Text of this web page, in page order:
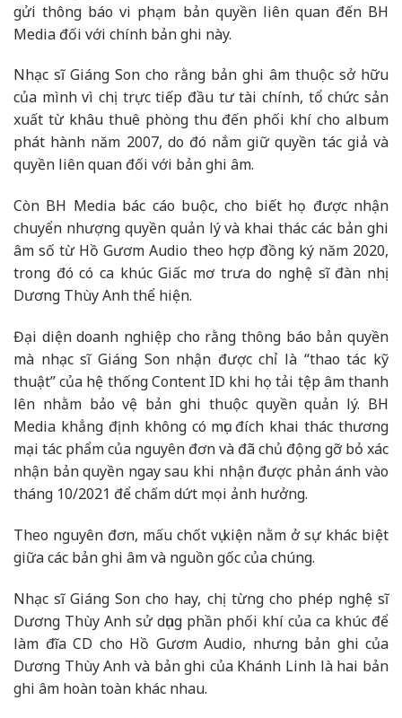
gửi thông báo vi phạm bản quyền liên quan đến BH
Media đối với chính bản ghi này.
Nhạc sĩ Giáng Son cho rằng bản ghi âm thuộc sở hữu
của mình vì chị trực tiếp đầu tư tài chính, tổ chức sản
xuất từ khâu thuê phòng thu đến phối khí cho album
phát hành năm 2007, do đó nắm giữ quyền tác giả và
quyền liên quan đối với bản ghi âm.
Còn BH Media bác cáo buộc, cho biết họ được nhận
chuyển nhượng quyền quản lý và khai thác các bản ghi
âm số từ Hồ Gươm Audio theo hợp đồng ký năm 2020,
trong đó có ca khúc Giấc mơ trưa do nghệ sĩ đàn nhị
Dương Thùy Anh thể hiện.
Đại diện doanh nghiệp cho rằng thông báo bản quyền
mà nhạc sĩ Giáng Son nhận được chỉ là “thao tác kỹ
thuật” của hệ thống Content ID khi họ tải tệp âm thanh
lên nhằm bảo vệ bản ghi thuộc quyền quản lý. BH
Media khẳng định không có mục đích khai thác thương
mại tác phẩm của nguyên đơn và đã chủ động gỡ bỏ xác
nhận bản quyền ngay sau khi nhận được phản ánh vào
tháng 10/2021 để chấm dứt mọi ảnh hưởng.
Theo nguyên đơn, mấu chốt vụ kiện nằm ở sự khác biệt
giữa các bản ghi âm và nguồn gốc của chúng.
Nhạc sĩ Giáng Son cho hay, chị từng cho phép nghệ sĩ
Dương Thùy Anh sử dụng phần phối khí của ca khúc để
làm đĩa CD cho Hồ Gươm Audio, nhưng bản ghi của
Dương Thùy Anh và bản ghi của Khánh Linh là hai bản
ghi âm hoàn toàn khác nhau.